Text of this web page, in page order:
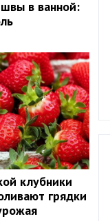
в ванной:
клубники
грядки